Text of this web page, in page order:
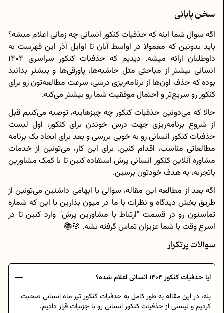
سخن پایانی
اگه سوال شما اینه که حذفیات کنکور انسانی چه زمانی اعلام میشه؟
باید بدونین که معمولا در اواسط آبان تا اوایل آذر این فهرست به
داوطلبان ارائه میشه. دیدیم که حذفیات کنکور سراسری 1404
انسانی بیشتر از مباحثی مثل حاشیه‌ها، پاورقی‌ها و بیشتر بدانید
بوده که حذف اون‌ها از برنامه‌ریزی درسی، سرعت مطالعه‌تون رو برای
کنکور رو سریع‌تر و احتمال موفقیت شما رو بیشتر می‌کنه.
حالا که می‌دونین حذفیات کنکور چه چیزهاییه، توصیه می‌کنیم قبل
از شروع برنامه‌ریزی جهت درس خوندن برای کنکور، اول لیست
حذفیات کنکور انسانی رو به خوبی بررسی و بعد برای ایجاد یک برنامه
مطالعاتی مناسب، اقدام کنین. برای این کار، می‌تونین از خدمات
مشاوره آنلاین کنکور انسانی پرش استفاده کنین تا با کمک مشاورین
باتجربه، به هدف خودتون برسین.
اگه بعد از مطالعه این مقاله، سوالی یا ابهامی داشتین می‌تونین از
طریق بخش دیدگاه و نظرات با ما در میون بذارین یا این که شماره
تماستون رو در قسمت "ارتباط با مشاورین پرش" وارد کنین تا در
اسرع وقت با شما عزیزان تماس گرفته بشه. 🎯📚
سوالات پرتکرار
آیا حذفیات کنکور 1404 انسانی اعلام شده؟
بله، در این مقاله به طور کامل به حذفیات کنکور تیر ماه انسانی صحبت
کردیم و لیستی از حذفیات کنکور انسانی رو با جزئیات قرار دادیم.